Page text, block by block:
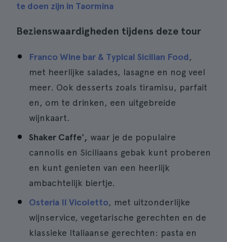
te doen zijn in Taormina
Bezienswaardigheden tijdens deze tour
Franco Wine bar & Typical Sicilian Food,
met heerlijke salades, lasagne en nog veel
meer. Ook desserts zoals tiramisu, parfait
en, om te drinken, een uitgebreide
wijnkaart.
Shaker Caffe', waar je de populaire
cannolis en Siciliaans gebak kunt proberen
en kunt genieten van een heerlijk
ambachtelijk biertje.
Osteria Il Vicoletto, met uitzonderlijke
wijnservice, vegetarische gerechten en de
klassieke Italiaanse gerechten: pasta en